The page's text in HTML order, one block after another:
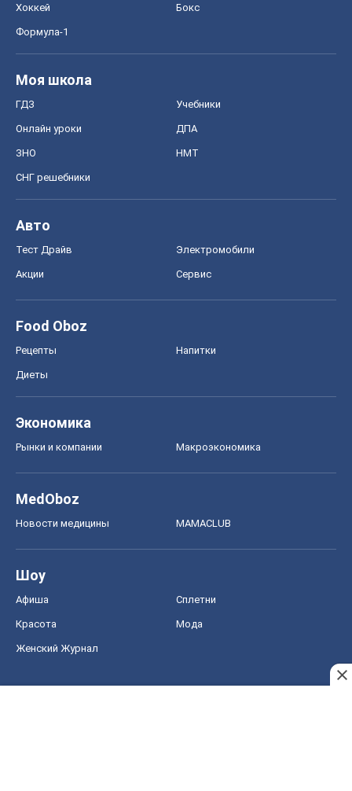
Хоккей Бокс
Формула-1
Моя школа
ГДЗ Учебники
Онлайн уроки ДПА
ЗНО НМТ
СНГ решебники
Авто
Тест Драйв Электромобили
Акции Сервис
Food Oboz
Рецепты Напитки
Диеты
Экономика
Рынки и компании Mакроэкономика
MedOboz
Новости медицины MAMACLUB
Шоу
Афиша Сплетни
Красота Мода
Женский Журнал